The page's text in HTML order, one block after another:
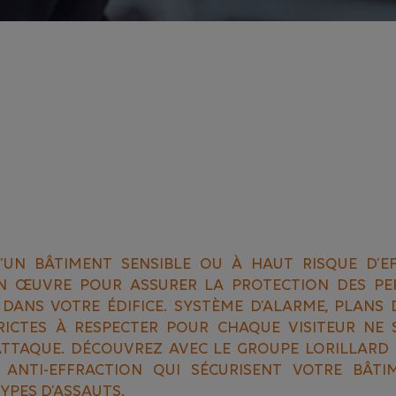
BÂTIMENT SENSIBLE OU À HAUT RISQUE
ŒUVRE POUR ASSURER LA PROTECTION DES
VOTRE ÉDIFICE. SYSTÈME D’ALARME, PLANS
À RESPECTER POUR CHAQUE VISITEUR NE
DÉCOUVREZ AVEC LE GROUPE LORILLARD
ANTI-EFFRACTION QUI SÉCURISENT VOTRE
D’ASSAUTS.